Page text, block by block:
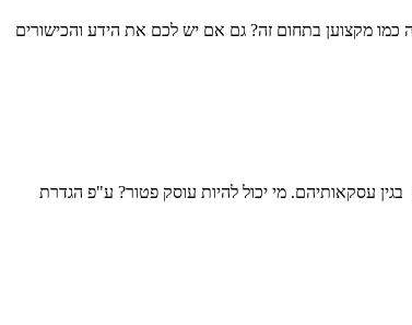
מקצוען בתחום זה? גם אם יש לכם את הידע והכישורים
עסקאותיהם. מי יכול להיות עוסק פטור? ע"פ הגדרת